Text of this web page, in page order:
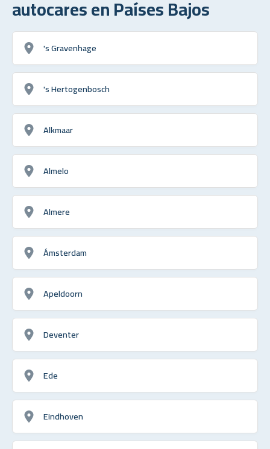
autocares en Países Bajos
's Gravenhage
's Hertogenbosch
Alkmaar
Almelo
Almere
Ámsterdam
Apeldoorn
Deventer
Ede
Eindhoven